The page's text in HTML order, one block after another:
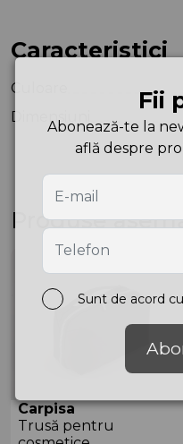
Caracteristici
Culoare
Dimensiuni
Produse
Carpisa
Trusă pentru
Fii
Abonează-te la
află despre
Sunt de acord cu